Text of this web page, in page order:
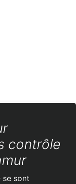
contrôle
se sont